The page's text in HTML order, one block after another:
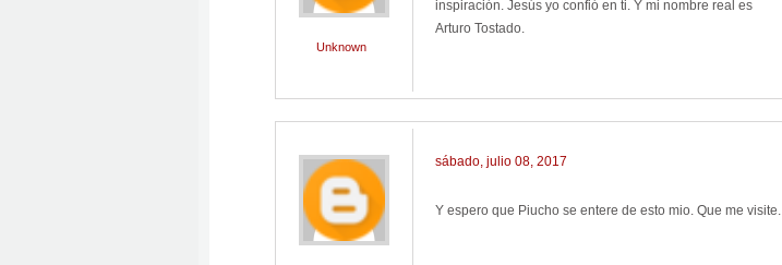
Unknown
inspiración. Jesús yo confió en ti. Y mi nombre real es
Arturo Tostado.
sábado, julio 08, 2017
Y espero que Piucho se entere de esto mio. Que me visite.